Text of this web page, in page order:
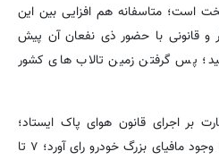
است؛ متاسفانه هم افزایی بین این
و قانونی با حضور ذی نفعان آن پیش
پس گرفتن زمین تالاب های کشور
بر اجرای قانون هوای پاک ایستاد؛
متاسفانه موضوع اسقاط خودرو با وجود مافیای بزرگ خودرو رای آورد؛ ۷ تا